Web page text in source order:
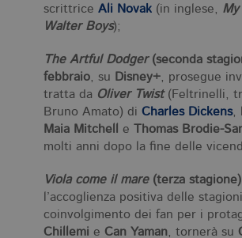
scrittrice Ali Novak (in inglese,
Walter Boys);
The Artful Dodger(seconda
febbraio, su Disney+, prosegue
tratta da Oliver Twist(Feltrinelli,
Bruno Amato) di Charles Dickens,
Maia Mitchell
e Thomas Brodie-
molti anni dopo la fine delle
Viola come il mare(terza stagione)
l’accoglienza positiva delle
coinvolgimento dei fan per i
Chillemi e Can Yaman, tornerà su
_gid